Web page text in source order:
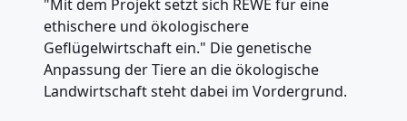
"Mit dem Projekt setzt sich REWE für eine
ethischere und ökologischere
Geflügelwirtschaft ein." Die genetische
Anpassung der Tiere an die ökologische
Landwirtschaft steht dabei im Vordergrund.